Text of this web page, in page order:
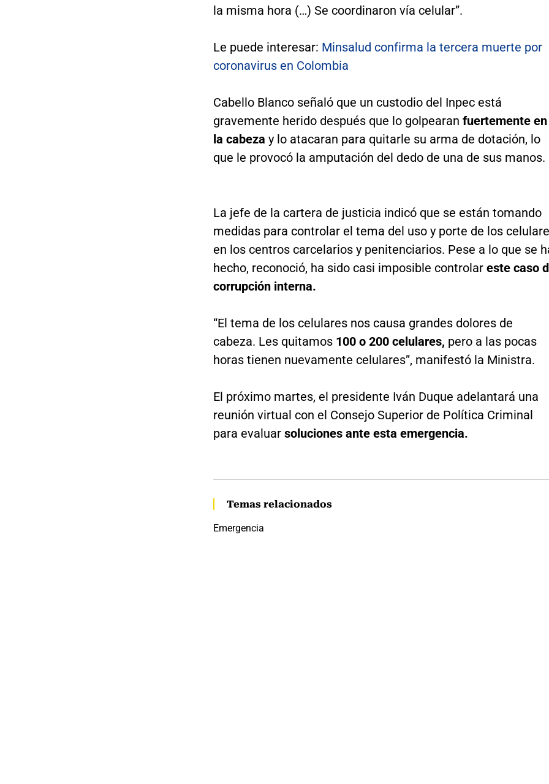
la misma hora (…) Se coordinaron vía celular”.
Le puede interesar: Minsalud confirma la tercera muerte por
coronavirus en Colombia
Cabello Blanco señaló que un custodio del Inpec está
gravemente herido después que lo golpearan fuertemente en
la cabeza y lo atacaran para quitarle su arma de dotación, lo
que le provocó la amputación del dedo de una de sus manos.
La jefe de la cartera de justicia indicó que se están tomando
medidas para controlar el tema del uso y porte de los
en los centros carcelarios y penitenciarios. Pese a lo que se
hecho, reconoció, ha sido casi imposible controlar este caso
corrupción interna.
“El tema de los celulares nos causa grandes dolores de
cabeza. Les quitamos 100 o 200 celulares, pero a las pocas
horas tienen nuevamente celulares”, manifestó la Ministra.
El próximo martes, el presidente Iván Duque adelantará una
reunión virtual con el Consejo Superior de Política Criminal
para evaluar soluciones ante esta emergencia.
Temas relacionados
Emergencia